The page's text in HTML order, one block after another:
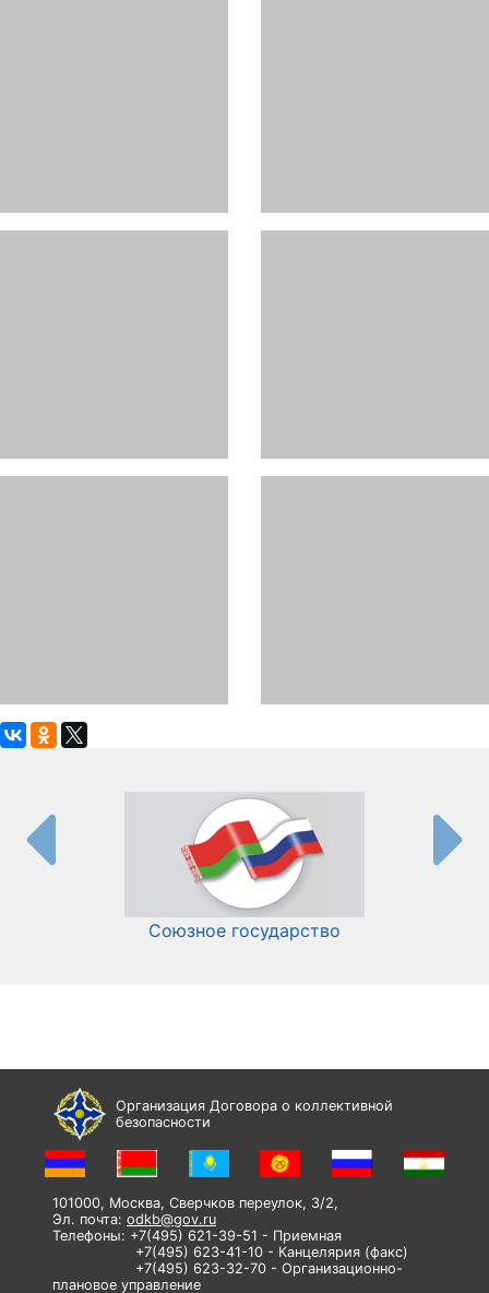
Союзное государство
Организация Договора о коллективной
безопасности
101000, Москва, Сверчков переулок, 3/2,
Эл. почта: odkb@gov.ru
Телефоны: +7(495) 621-39-51 - Приемная
+7(495) 623-41-10 - Канцелярия (факс)
+7(495) 623-32-70 - Организационно-
плановое управление